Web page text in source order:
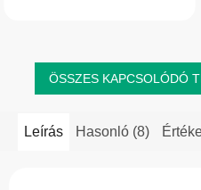
ÖSSZES KAPCSOLÓDÓ
Leírás Hasonló (8)